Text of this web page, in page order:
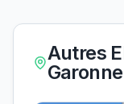
Autres
Garonne